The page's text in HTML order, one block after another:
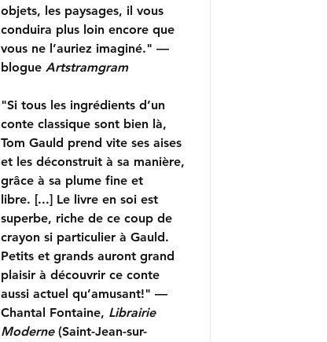
objets, les paysages, il vous
conduira plus loin encore que
vous ne l’auriez imaginé." —
blogue Artstramgram
"Si tous les ingrédients d’un
conte classique sont bien là,
Tom Gauld prend vite ses aises
et les déconstruit à sa manière,
grâce à sa plume fine et
libre. [...] Le livre en soi est
superbe, riche de ce coup de
crayon si particulier à Gauld.
Petits et grands auront grand
plaisir à découvrir ce conte
aussi actuel qu’amusant!" —
Chantal Fontaine, Librairie
Moderne(Saint-Jean-sur-